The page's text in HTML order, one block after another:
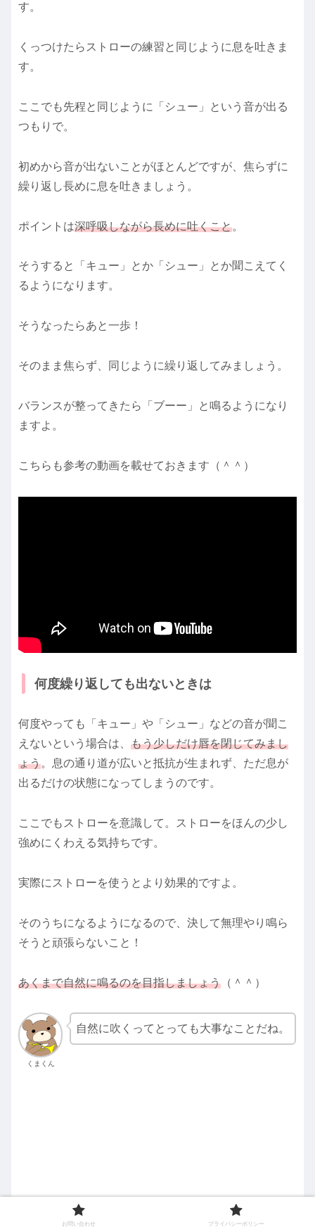
す。
くっつけたらストローの練習と同じように息を吐きま
す。
ここでも先程と同じように「シュー」という音が出る
つもりで。
初めから音が出ないことがほとんどですが、焦らずに
繰り返し長めに息を吐きましょう。
ポイントは深呼吸しながら長めに吐くこと。
そうすると「キュー」とか「シュー」とか聞こえてく
るようになります。
そうなったらあと一歩！
そのまま焦らず、同じように繰り返してみましょう。
バランスが整ってきたら「ブーー」と鳴るようになり
ますよ。
こちらも参考の動画を載せておきます（＾＾）
何度繰り返しても出ないときは
何度やっても「キュー」や「シュー」などの音が聞こ
えないという場合は、 もう少しだけ唇を閉じてみまし
ょう。息の通り道が広いと抵抗が生まれず、ただ息が
出るだけの状態になってしまうのです。
ここでもストローを意識して。ストローをほんの少し
強めにくわえる気持ちです。
実際にストローを使うとより効果的ですよ。
そのうちになるようになるので、決して無理やり鳴ら
そうと頑張らないこと！
あくまで自然に鳴るのを目指しましょう （＾＾）
くまくん
自然に吹くってとっても大事なことだね。
お問い合わせ プライバシーポリシー